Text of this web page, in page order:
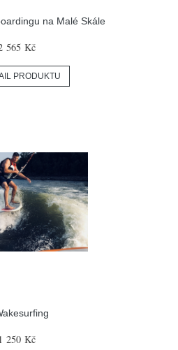
na Malé Skále
565 Kč
PRODUKTU
1 250 Kč